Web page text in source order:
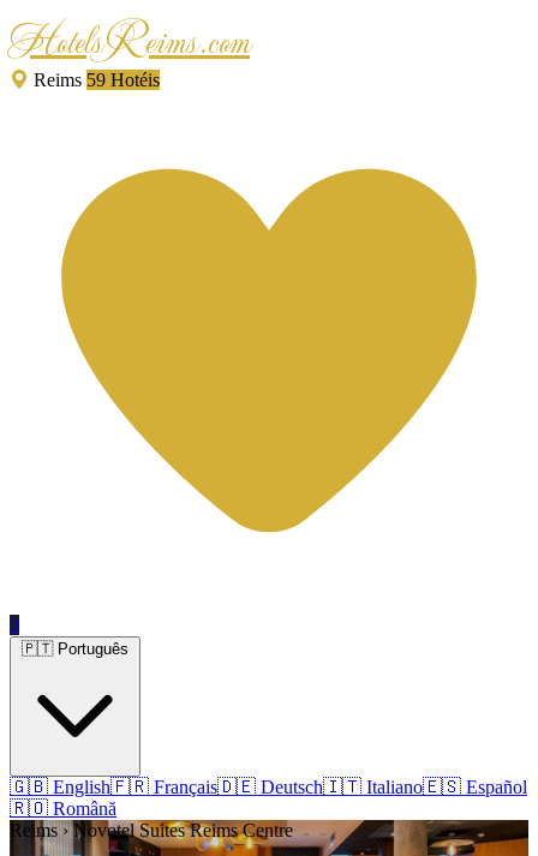
HotelsReims.com
Reims 59 Hotéis
0
🇬🇧 English🇫🇷 Français🇩🇪 Deutsch🇮🇹 Italiano🇪🇸 Español
🇷🇴 Română
Reims › Novotel Suites Reims Centre